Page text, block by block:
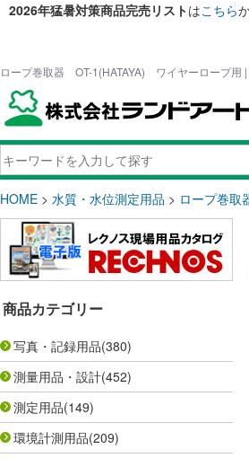
2026年猛暑対策商品完売リストはこちら
ロープ巻取器 OT-1(HATAYA) ワイヤーロープ用
HOME > 水質・水位測定用品 > ロープ巻取
商品カテゴリー
写真・記録用品(380)
測量用品・設計(452)
測定用品(149)
環境計測用品(209)